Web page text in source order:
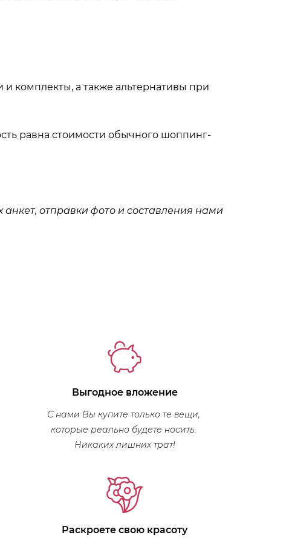
комплекты, а также альтернативы при
равна стоимости обычного шоппинг-
отправки фото и составления нами
Выгодное вложение
С нами Вы купите только те вещи,
которые реально будете носить.
Никаких лишних трат!
Раскроете свою красоту